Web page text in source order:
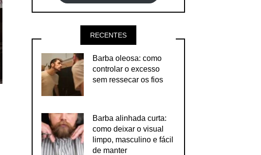
RECENTES
Barba oleosa: como
controlar o excesso
sem ressecar os fios
Barba alinhada curta:
como deixar o visual
limpo, masculino e fácil
de manter